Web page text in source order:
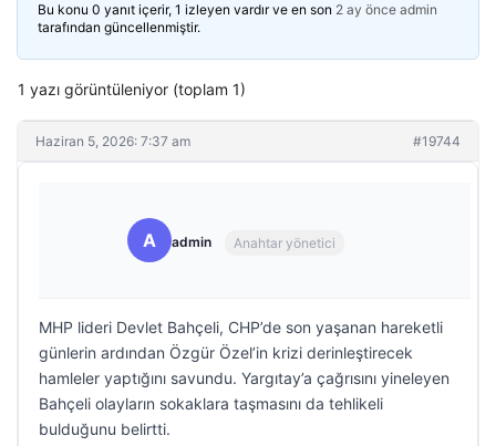
Bu konu 0 yanıt içerir, 1 izleyen vardır ve en son 2 ay önce admin
tarafından güncellenmiştir.
1 yazı görüntüleniyor (toplam 1)
Haziran 5, 2026: 7:37 am #19744
A admin Anahtar yönetici
MHP lideri Devlet Bahçeli, CHP’de son yaşanan hareketli
günlerin ardından Özgür Özel’in krizi derinleştirecek
hamleler yaptığını savundu. Yargıtay’a çağrısını yineleyen
Bahçeli olayların sokaklara taşmasını da tehlikeli
bulduğunu belirtti.